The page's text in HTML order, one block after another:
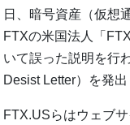
日、暗号資産（仮想
FTXの米国法人「
いて誤った説明を行
Desist Letter）を発
FTX.USらはウェブ